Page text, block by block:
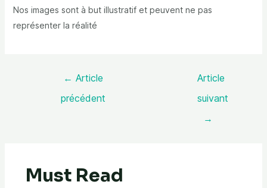
Nos images sont à but illustratif et peuvent ne pas
représenter la réalité
← Article
précédent
Article
suivant
→
Must Read